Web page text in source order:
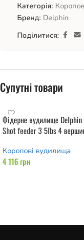
Категорія:
Бренд: Delphin
Поділитися:
Супутні товари
Фідерне вудилище Delphin
Shot feeder 3 5lbs 4
Коропові вудилища
4 116грн